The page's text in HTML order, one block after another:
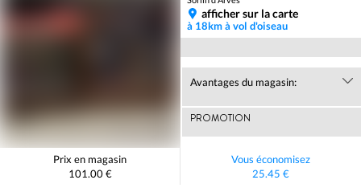
afficher sur la carte
à 18km à vol d'oiseau
Avantages du magasin:
PROMOTION
Prix en magasin
101.00 €
Vous économisez
25.45 €